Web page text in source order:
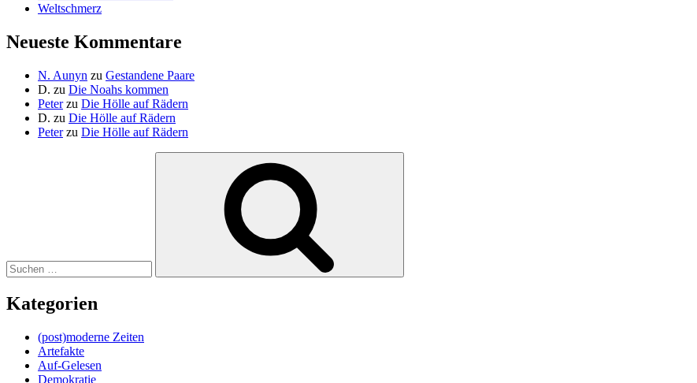
Weltschmerz
Neueste Kommentare
N. Aunyn zu Gestandene Paare
D. zu Die Noahs kommen
Peterzu Die Hölle auf Rädern
D. zu Die Hölle auf Rädern
Peterzu Die Hölle auf Rädern
Kategorien
(post)moderne Zeiten
Artefakte
Auf-Gelesen
Demokratie